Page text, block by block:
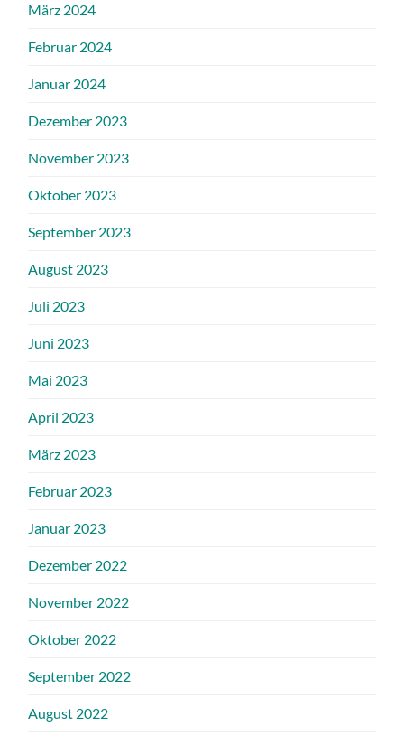
März 2024
Februar 2024
Januar 2024
Dezember 2023
November 2023
Oktober 2023
September 2023
August 2023
Juli 2023
Juni 2023
Mai 2023
April 2023
März 2023
Februar 2023
Januar 2023
Dezember 2022
November 2022
Oktober 2022
September 2022
August 2022